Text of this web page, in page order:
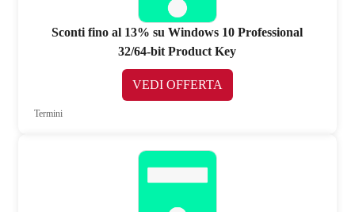
Sconti fino al 13% su Windows 10 Professional
32/64-bit Product Key
VEDI OFFERTA
Termini